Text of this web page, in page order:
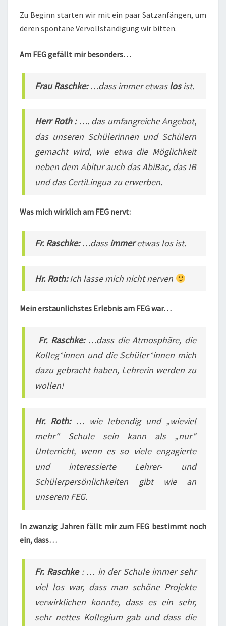
Zu Beginn starten wir mit ein paar Satzanfängen, um
deren spontane Vervollständigung wir bitten.
Am FEG gefällt mir besonders…
Frau Raschke:…dass immer etwaslosist.
Herr Roth : …. das umfangreiche Angebot,
das unseren Schülerinnen und Schülern
gemacht wird, wie etwa die Möglichkeit
neben dem Abitur auch das AbiBac, das IB
und das CertiLingua zu erwerben.
Was mich wirklich am FEG nervt:
Fr. Raschke:…dassimmeretwas los ist.
Hr. Roth: Ich lasse mich nicht nerven
Mein erstaunlichstes Erlebnis am FEG war…
Fr. Raschke:…dass die Atmosphäre, die
Kolleg*innen und die Schüler*innen mich
dazu gebracht haben, Lehrerin werden zu
wollen!
Hr. Roth: … wie lebendig und „wieviel
mehr“ Schule sein kann als „nur“
Unterricht, wenn es so viele engagierte
und interessierte Lehrer- und
Schülerpersönlichkeiten gibt wie an
unserem FEG.
In zwanzig Jahren fällt mir zum FEG bestimmt noch
ein, dass…
Fr. Raschke : … in der Schule immer sehr
viel los war, dass man schöne Projekte
verwirklichen konnte, dass es ein sehr,
sehr nettes Kollegium gab und dass die